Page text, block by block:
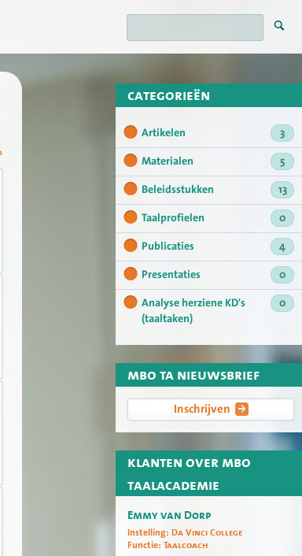
categorieën
Artikelen
3
Materialen
5
Beleidsstukken
13
Taalprofielen
0
Publicaties
4
Presentaties
0
Analyse herziene KD's
(taaltaken)
0
mbo ta nieuwsbrief
Inschrijven
klanten over mbo
taalacademie
Emmy van Dorp
Instelling: Da Vinci College
Functie: Taalcoach